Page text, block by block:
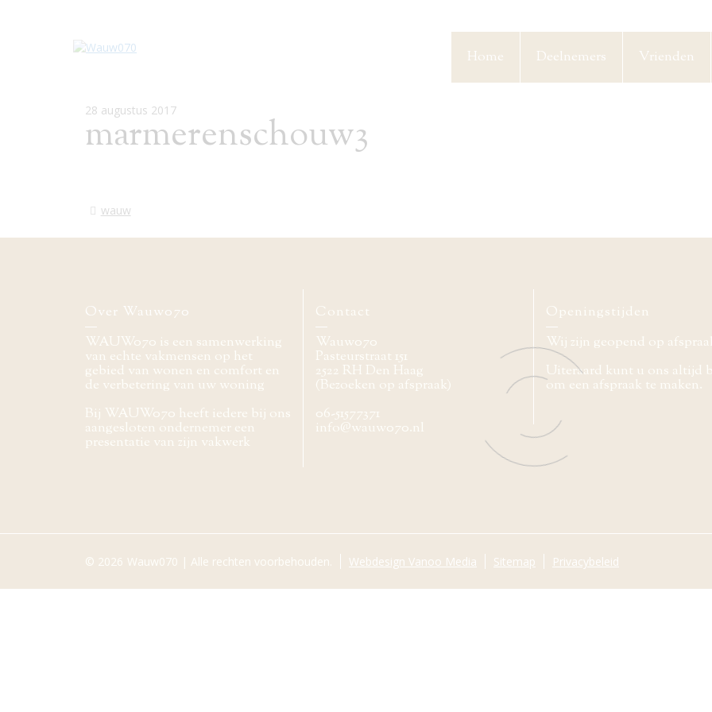
Home Deelnemers Vrienden
28 augustus 2017
marmerenschouw3
wauw
Over Wauw070
WAUW070 is een samenwerking
van echte vakmensen op het
gebied van wonen en comfort en
de verbetering van uw woning
Bij WAUW070 heeft iedere bij ons
aangesloten ondernemer een
presentatie van zijn vakwerk
Contact
Wauw070
Pasteurstraat 151
2522 RH Den Haag
(Bezoeken op afspraak)
06-51577371
info@wauw070.nl
Openingstijden
Wij zijn geopend op
Uiteraard kunt u ons altijd
om een afspraak te maken.
© 2026 Wauw070 | Alle rechten voorbehouden. Webdesign Vanoo Media Sitemap Privacybeleid